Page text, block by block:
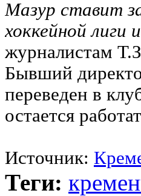
Мазур ставит
хоккейной лиги
журналистам
Бывший
переведен в
остается
Источник:
Теги: